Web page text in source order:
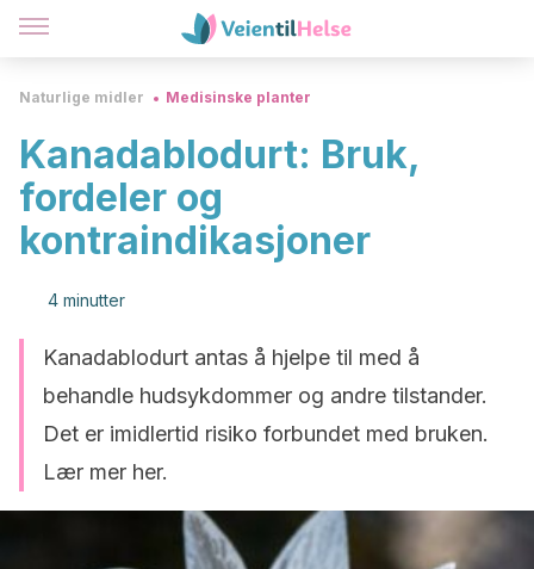
Naturlige midler Medisinske planter
Kanadablodurt: Bruk,
fordeler og
kontraindikasjoner
4 minutter
Kanadablodurt antas å hjelpe til med å
behandle hudsykdommer og andre tilstander.
Det er imidlertid risiko forbundet med bruken.
Lær mer her.